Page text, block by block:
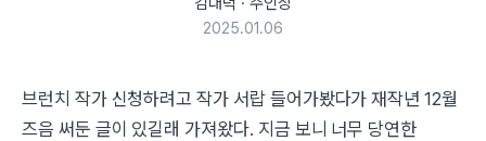
2025.01.06
브런치 작가 신청하려고 작가 서랍 들어가봤다가 재작년 12월
즈음 써둔 글이 있길래 가져왔다. 지금 보니 너무 당연한